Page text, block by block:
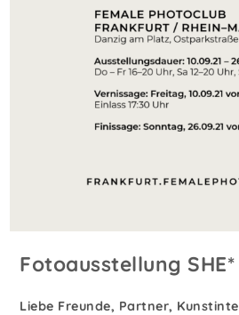
Fotoausstellung
Liebe Freunde, Partner,